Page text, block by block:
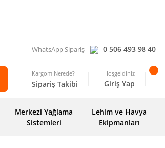
WhatsApp Sipariş 0 506 493 98 40
Kargom Nerede?
Sipariş Takibi
Hoşgeldiniz
Giriş Yap
Merkezi Yağlama
Sistemleri
Lehim ve Havya
Ekipmanları